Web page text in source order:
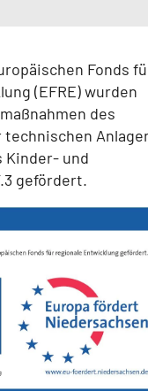
Fonds
(EFRE) wurden
des
technischen
Kinder- und
gefördert.